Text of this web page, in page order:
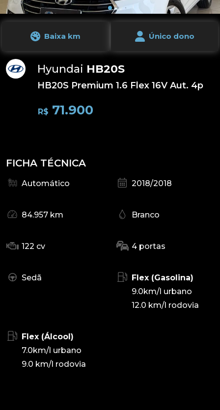
Baixa km Único dono
Hyundai HB20S
HB20S Premium 1.6 Flex 16V Aut. 4p
R$ 71.900
FICHA TÉCNICA
Automático 2018/2018
84.957 km Branco
122 cv 4 portas
Sedã
Flex (Gasolina)
9.0km/l urbano
12.0 km/l rodovia
Flex (Álcool)
7.0km/l urbano
9.0 km/l rodovia